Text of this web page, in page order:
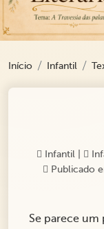
Início Infantil
Infantil|
Publicado
Se parece